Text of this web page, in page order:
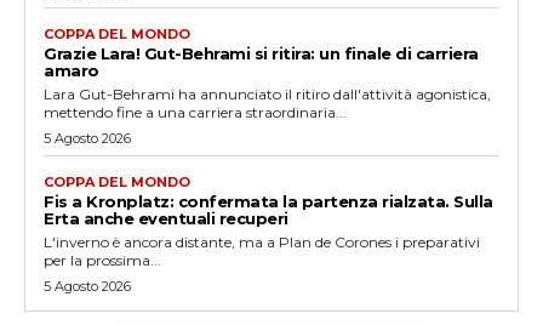
COPPA DEL MONDO
Grazie Lara! Gut-Behrami si ritira: un finale di carriera
amaro
Lara Gut-Behrami ha annunciato il ritiro dall'attività agonistica,
mettendo fine a una carriera straordinaria...
5 Agosto 2026
COPPA DEL MONDO
Fis a Kronplatz: confermata la partenza rialzata. Sulla
Erta anche eventuali recuperi
L'inverno è ancora distante, ma a Plan de Corones i preparativi
per la prossima...
5 Agosto 2026